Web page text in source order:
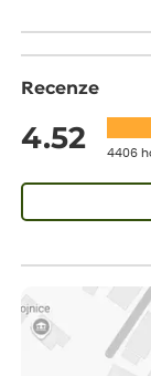
Recenze
4.52 4406
Měla jsem
sazenicemi
Miroslava
ověřený